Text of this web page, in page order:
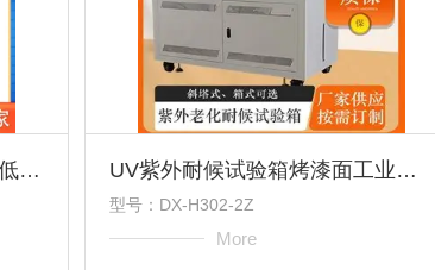
可程式恒温恒湿试验箱防腐层低耗检测 UV紫外耐候试验箱烤漆面工业老化
型号：DX-H302-2Z
More